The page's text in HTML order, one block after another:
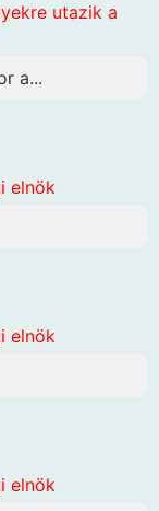
utazik a
a...
elnök
elnök
elnök